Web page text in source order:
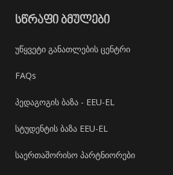
ᲡᲬᲠᲐᲤᲘ ᲑᲛᲣᲚᲔᲑᲘ
უწყვეტი განათლების ცენტრი
FAQs
პედაგოგის ბაზა - EEU-EL
სტუდენტის ბაზა EEU-EL
საერთაშორისო პარტნიორები